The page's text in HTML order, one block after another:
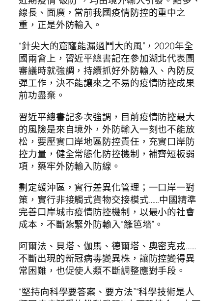
線長、面廣，當前我國疫情防控的重中之
重，正是外防輸入。
“針尖大的窟窿能漏過鬥大的風”，2020年全
國兩會上，習近平總書記在參加湖北代表團
審議時就強調，持續抓好外防輸入、內防反
彈工作，決不能讓來之不易的疫情防控成果
前功盡棄。
習近平總書記多次強調，目前疫情防控最大
的風險是來自境外，外防輸入一刻也不能放
松，要壓實口岸地區防控責任，充實口岸防
控力量，健全常態化防控機制，補齊短板弱
項，築牢外防輸入防線。
劃定緩沖區，實行差異化管理；一口岸一對
策，實行非接觸式貨物交接模式……中國精準
完善口岸城市疫情防控機制，以最小的社會
成本，不斷紮緊外防輸入“籬笆墻”。
阿爾法、貝塔、伽馬、德爾塔、奧密克戎……
不斷出現的新冠病毒變異株，讓防控變得異
常困難，也促使人類不斷調整應對手段。
“堅持向科學要答案、要方法”“科學技術是人